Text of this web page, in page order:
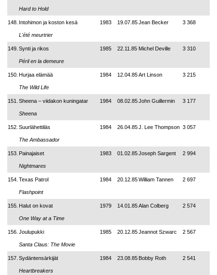
Hard to Hold
148. Intohimon ja koston kesä
L'été meurtrier
1983 19.07.85Jean Becker 3 368
149. Synti ja rikos
Péril en la demeure
1985 22.11.85 Michel Deville 3 310
150. Hurjaa elämää
The Wild Life
1984 12.04.85Art Linson 3 215
151. Sheena – viidakon kuningatar
Sheena
1984 08.02.85John Guillermin 3 177
152. Suurlähettiläs
The Ambassador
1984 26.04.85J. Lee Thompson 3 057
153. Painajaiset
Nightmares
1983 01.02.85Joseph Sargent 2 994
154. Texas Patrol
Flashpoint
1984 20.12.85William Tannen 2 697
155. Halut on kovat
One Way at a Time
1979 14.01.85Alan Colberg 2 574
156. Joulupukki
Santa Claus: The Movie
1985 20.12.85Jeannot Szwarc 2 567
157. Sydäntensärkijät
Heartbreakers
1984 23.08.85 Bobby Roth 2 541